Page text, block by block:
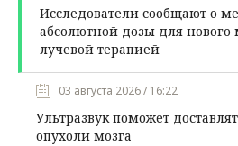
Исследователи сообщают о
абсолютной дозы для нового
лучевой терапией
03 августа 2026 / 16:22
Ультразвук поможет
опухоли мозга